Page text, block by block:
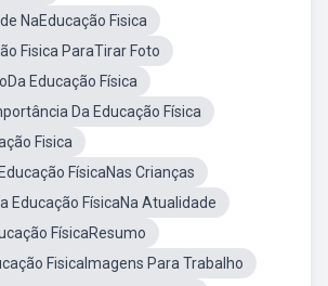
NaEducação Fisica
Fisica ParaTirar Foto
Educação Física
Da Educação Física
Fisica
FísicaNas Crianças
Educação FísicaNa Atualidade
FísicaResumo
FisicaImagens Para Trabalho